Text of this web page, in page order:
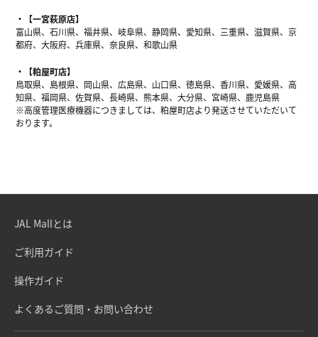
【一宮萩原店】
富山県、石川県、福井県、岐阜県、静岡県、愛知県、三重県、滋賀県、京
都府、大阪府、兵庫県、奈良県、和歌山県
【粕屋町店】
鳥取県、島根県、岡山県、広島県、山口県、徳島県、香川県、愛媛県、高
知県、福岡県、佐賀県、長崎県、熊本県、大分県、宮崎県、鹿児島県
※高度管理医療機器につきましては、粕屋町店より発送させていただいて
おります。
JAL Mallとは
ご利用ガイド
操作ガイド
よくあるご質問・お問い合わせ